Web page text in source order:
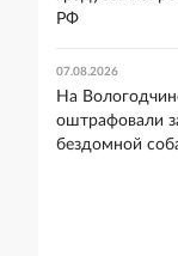
РФ
07.08.2026
На
оштрафовали
бездомной